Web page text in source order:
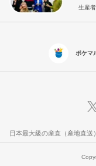
生産
ポケマ
日本最大級の産直（産地直送